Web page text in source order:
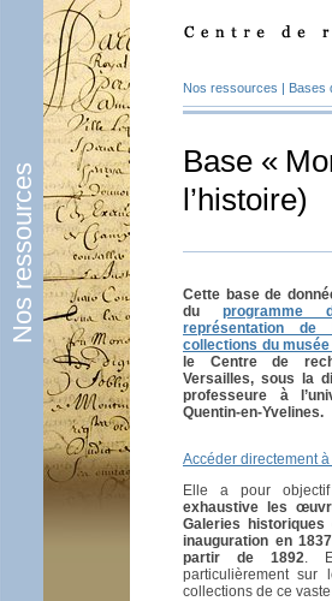
Nos ressources
Nos ressources | Bases
Base «
l’histoire)
Cette base de
duprogramme
représentation
collections du
le Centre de
Versailles, sous la
professeure à
Quentin-en-Yvelines.
Accéder directement
Elle a pour
exhaustive les
Galeries
inauguration en
partir de 1892.
particulièrement sur
collections de ce